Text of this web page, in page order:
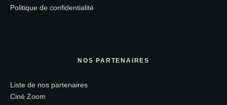
Politique de confidentialité
NOS PARTENAIRES
Liste de nos partenaires
Ciné Zoom